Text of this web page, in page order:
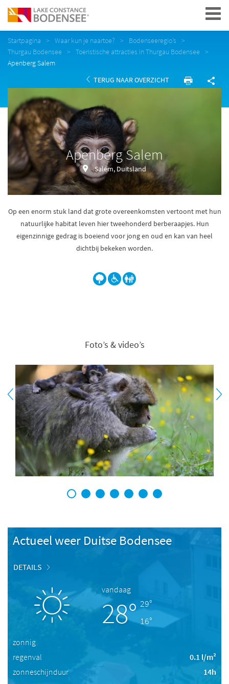
Navigation
Startpagina Waar kun je naartoe?
Bodenseeregio’s
Thurgau Bodensee
Toeristische attracties in Thurgau Bodensee
Apenberg Salem
TERUG NAAR OVERZICHT
Apenberg Salem
Salem, Duitsland
Op een enorm stuk land dat grote overeenkomsten vertoont met hun
natuurlijke habitat leven hier tweehonderd berberaapjes. Hun
eigenzinnige gedrag is boeiend voor jong en oud en kan van heel
dichtbij bekeken worden.
Foto’s & video’s
1 2 3 4 5 6 7
Actueel weer Duitse Bodensee
DETAILS
vandaag
28° 29°
16°
zonnig
regenval
0.1 l/m²
zonneschijnduur
14h